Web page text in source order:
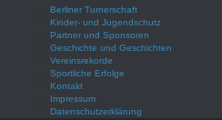
Berliner Turnerschaft
Kinder- und Jugendschutz
Partner und Sponsoren
Geschichte und Geschichten
Vereinsrekorde
Sportliche Erfolge
Kontakt
Impressum
Datenschutzerklärung